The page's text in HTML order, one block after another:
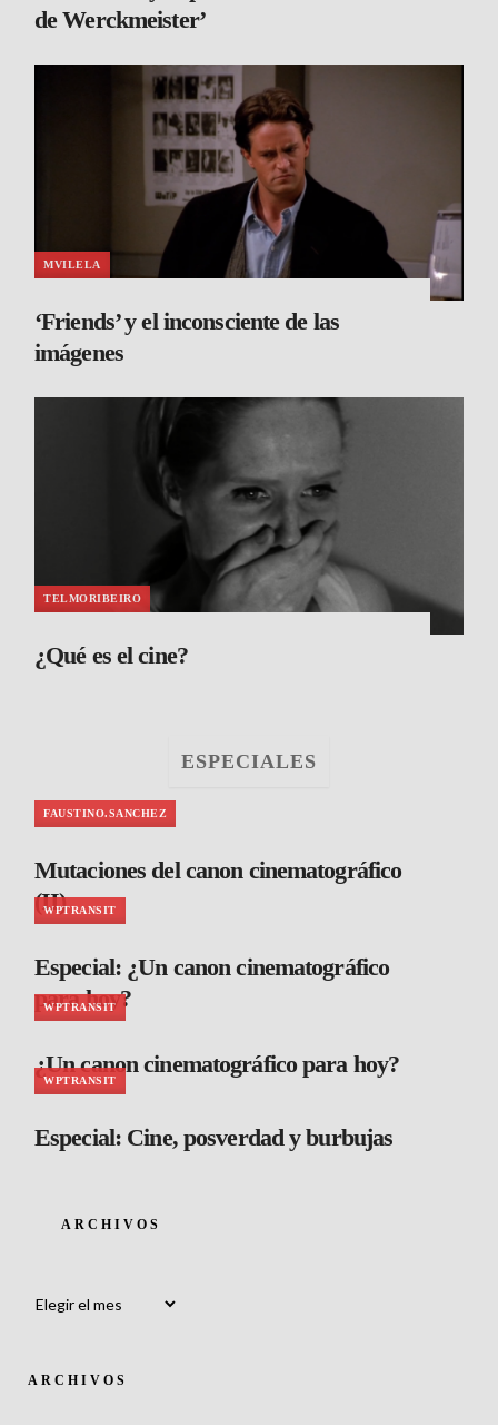
de Werckmeister’
MVILELA
‘Friends’ y el inconsciente de las
imágenes
TELMORIBEIRO
¿Qué es el cine?
ESPECIALES
FAUSTINO.SANCHEZ
Mutaciones del canon cinematográfico
(II)
WPTRANSIT
Especial: ¿Un canon cinematográfico
para hoy?
WPTRANSIT
¿Un canon cinematográfico para hoy?
WPTRANSIT
Especial: Cine, posverdad y burbujas
ARCHIVOS
ARCHIVOS